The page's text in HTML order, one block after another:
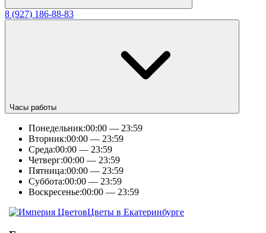
8 (927) 186-88-83
Часы работы
Понедельник:00:00 — 23:59
Вторник:00:00 — 23:59
Среда:00:00 — 23:59
Четверг:00:00 — 23:59
Пятница:00:00 — 23:59
Суббота:00:00 — 23:59
Воскресенье:00:00 — 23:59
Цветы в Екатеринбурге